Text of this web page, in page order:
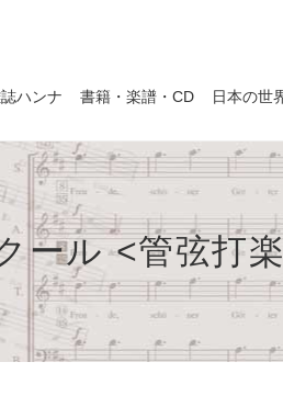
ハンナ 書籍・楽譜・CD 日本の世
ール <管弦打